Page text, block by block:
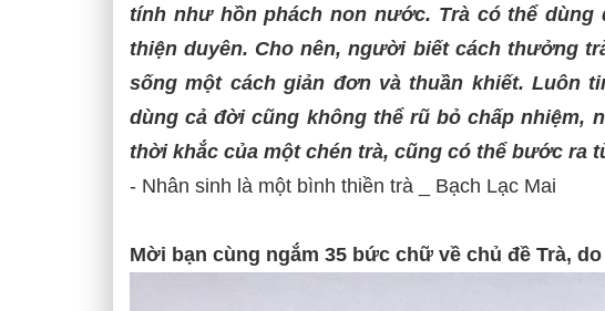
tính như hồn phách non nước. Trà có thể
thiện duyên. Cho nên, người biết cách thưởng
sống một cách giản đơn và thuần khiết. Luôn
dùng cả đời cũng không thể rũ bỏ chấp nhiệm,
thời khắc của một chén trà, cũng có thể bước ra
- Nhân sinh là một bình thiền trà _ Bạch Lạc Mai
Mời bạn cùng ngắm 35 bức chữ về chủ đề Trà,